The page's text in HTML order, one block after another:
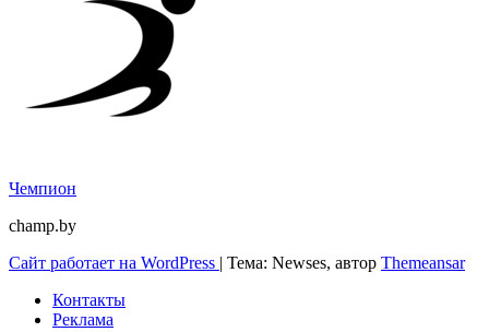
Чемпион
champ.by
Сайт работает на WordPress | Тема: Newses, автор Themeansar
Контакты
Реклама